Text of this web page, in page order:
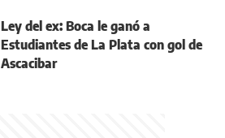
Ley del ex: Boca le ganó a
Estudiantes de La Plata con gol de
Ascacibar